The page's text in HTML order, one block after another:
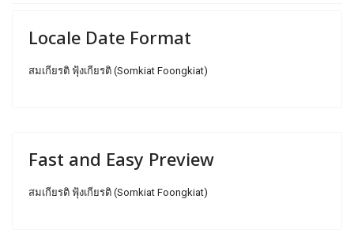
Locale Date Format
สมเกียรติ ฟุ้งเกียรติ (Somkiat Foongkiat)
Fast and Easy Preview
สมเกียรติ ฟุ้งเกียรติ (Somkiat Foongkiat)